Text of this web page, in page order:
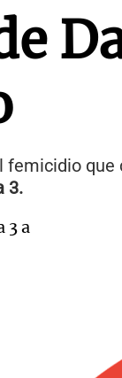
femicidio
3.
3 a